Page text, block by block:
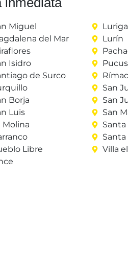
Miguel
del Mar
Isidro
de Surco
Borja
Luis
Molina
Libre
Lurín
Rímac
San
San
San
Santa
Villa